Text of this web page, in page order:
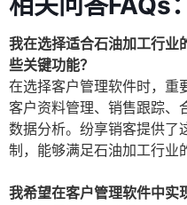
我在选择适合石油加工行业
些关键功能？
在选择客户管理软件时，重
客户资料管理、销售跟踪、
数据分析。纷享销客提供了
制，能够满足石油加工行业
我希望在客户管理软件中实